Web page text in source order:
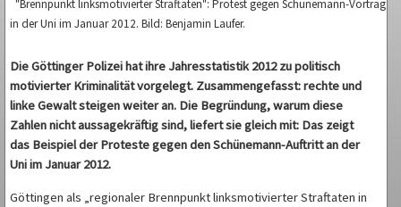
"Brennpunkt linksmotivierter Straftaten": Protest gegen Schünemann-Vortrag
in der Uni im Januar 2012. Bild: Benjamin Laufer.
Die Göttinger Polizei hat ihre Jahresstatistik 2012 zu politisch
motivierter Kriminalität vorgelegt. Zusammengefasst: rechte und
linke Gewalt steigen weiter an. Die Begründung, warum diese
Zahlen nicht aussagekräftig sind, liefert sie gleich mit: Das zeigt
das Beispiel der Proteste gegen den Schünemann-Auftritt an der
Uni im Januar 2012.
Göttingen als „regionaler Brennpunkt linksmotivierter Straftaten in